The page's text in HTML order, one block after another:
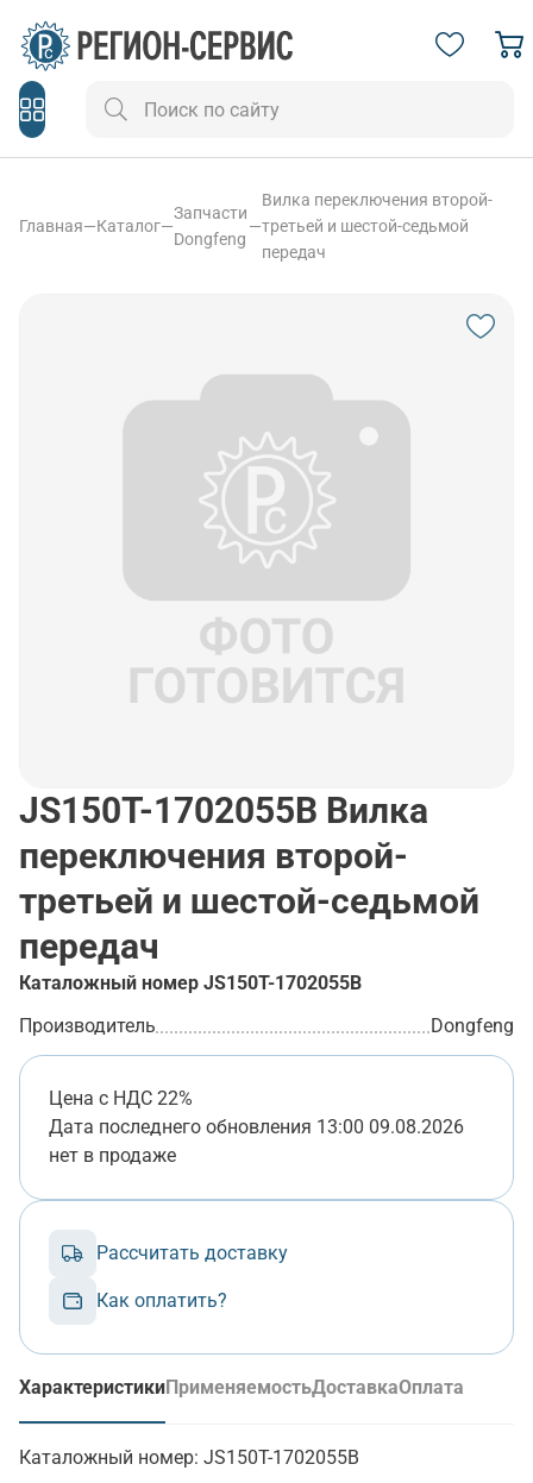
Главная—Каталог—
Запчасти
Dongfeng
—
Вилка переключения второй-
третьей и шестой-седьмой
передач
JS150T-1702055B Вилка
переключения второй-
третьей и шестой-седьмой
передач
Каталожный номер JS150T-1702055B
Производитель
Dongfeng
Цена с НДС 22%
Дата последнего обновления 13:00 09.08.2026
нет в продаже
Рассчитать доставку
Как оплатить?
Характеристики
(активная вкладка)
ПрименяемостьДоставкаОплата
Каталожный номер: JS150T-1702055B